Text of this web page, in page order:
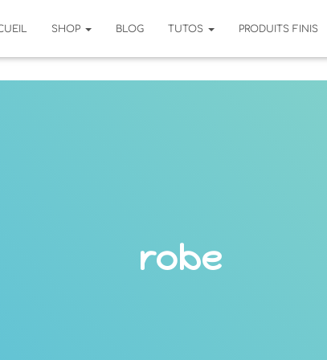
SHOP BLOG TUTOS PRODUITS FINIS
robe